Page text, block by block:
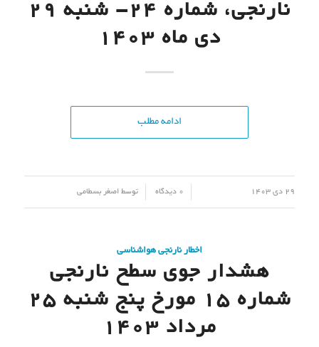
نارنجی، شماره 24- شنبه 29
دی ماه 1403
ادامه مطلب
29 دی 1403 0 دیدگاه توسط اصغر بسطامی
اخطار نارنجی هواشناسی
هشدار جوی سطح نارنجی
شماره 15 مورخ پنج شنبه 25
مرداد 1403